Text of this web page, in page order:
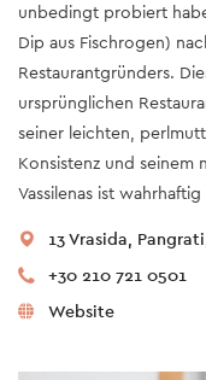
unbedingt probiert
Dip aus Fischrogen)
Restaurantgründers.
ursprünglichen
seiner leichten,
Konsistenz und seinem
Vassilenas ist
13 Vrasida,
+30 210 721 0501
Website